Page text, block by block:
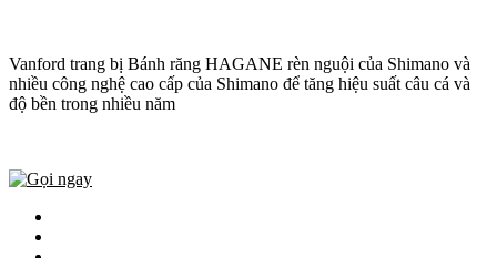
Vanford trang bị Bánh răng HAGANE rèn nguội của Shimano và
nhiều công nghệ cao cấp của Shimano để tăng hiệu suất câu cá và
độ bền trong nhiều năm